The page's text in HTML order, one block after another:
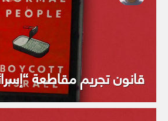
قانون تجريم مقاطعة